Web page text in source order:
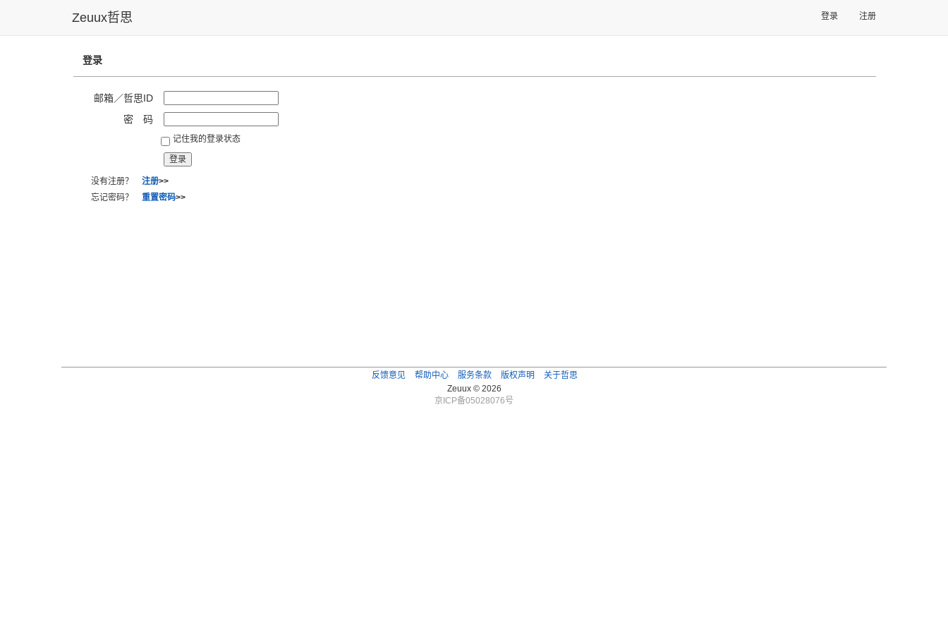
Zeuux哲思 登录 注册
登录
邮箱／哲思ID
密 码
记住我的登录状态
没有注册？ 注册>>
忘记密码？ 重置密码>>
反馈意见 帮助中心 服务条款 版权声明
关于哲思
Zeuux © 2026
京ICP备05028076号